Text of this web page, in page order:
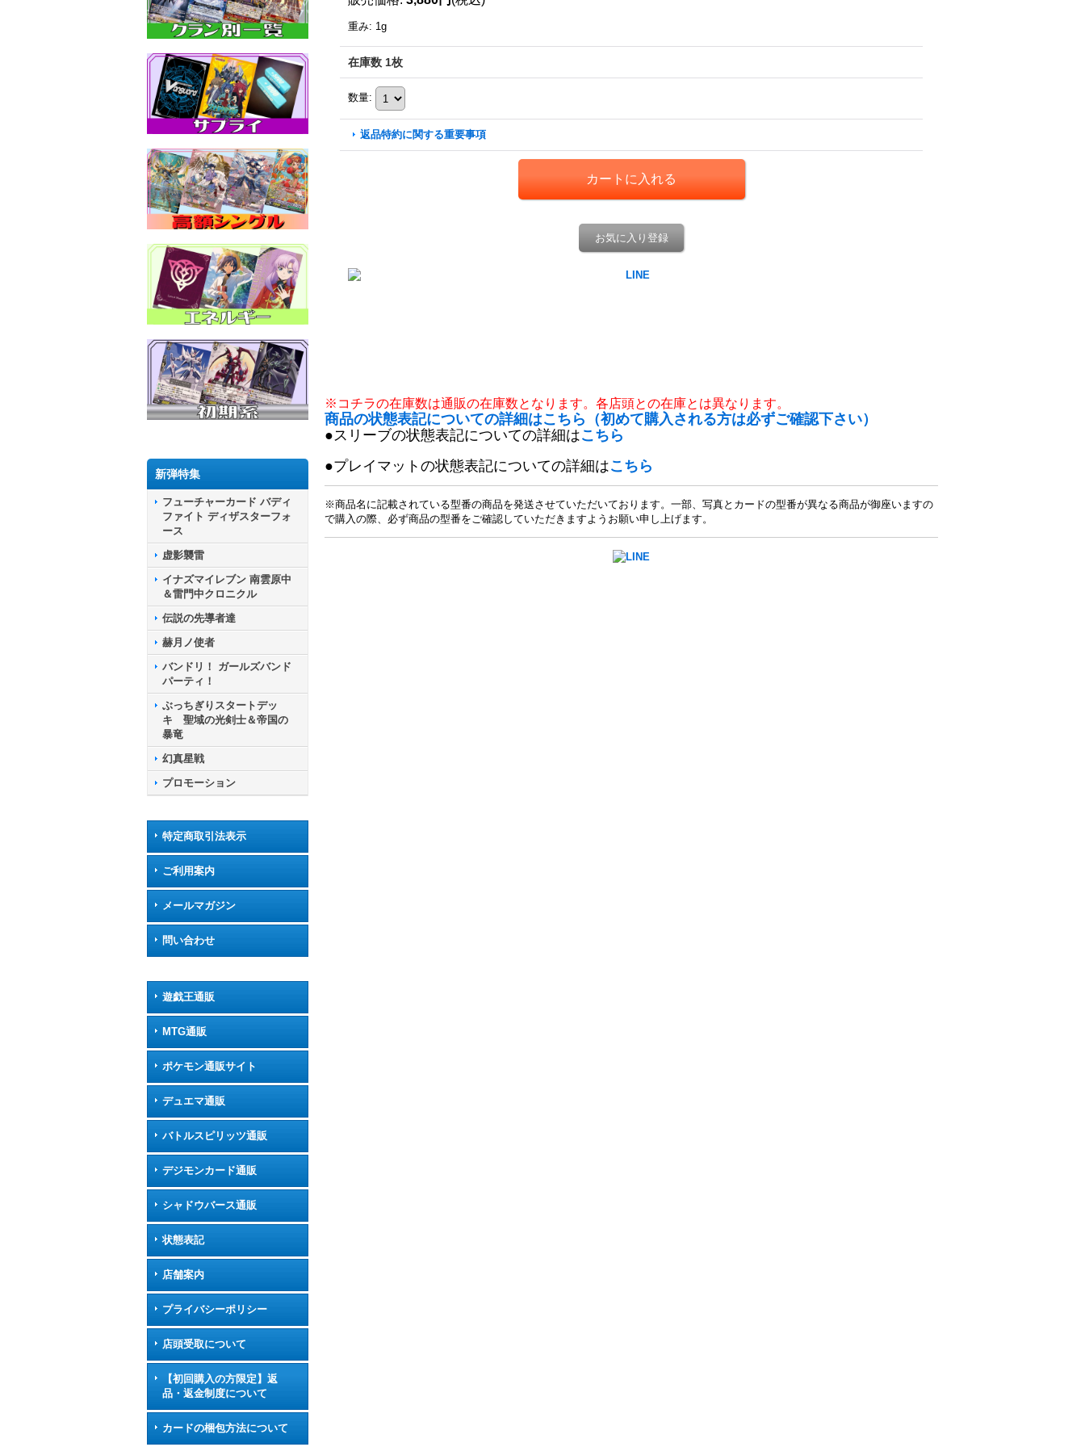
新弾特集
フューチャーカード バディ
ファイト ディザスターフォ
ース
虚影襲雷
イナズマイレブン 南雲原中
＆雷門中クロニクル
伝説の先導者達
赫月ノ使者
バンドリ！ ガールズバンド
パーティ！
ぶっちぎりスタートデッ
キ 聖域の光剣士＆帝国の
暴竜
幻真星戦
プロモーション
特定商取引法表示
ご利用案内
メールマガジン
問い合わせ
遊戯王通販
MTG通販
ポケモン通販サイト
デュエマ通販
バトルスピリッツ通販
デジモンカード通販
シャドウバース通販
状態表記
店舗案内
プライバシーポリシー
店頭受取について
【初回購入の方限定】返
品・返金制度について
カードの梱包方法について
重み: 1g
在庫数 1枚
数量:
返品特約に関する重要事項
お気に入り登録
※コチラの在庫数は通販の在庫数となります。各店頭との在庫とは異なります。
商品の状態表記についての詳細はこちら（初めて購入される方は必ずご確認下さい）
●スリーブの状態表記についての詳細はこちら
●プレイマットの状態表記についての詳細はこちら
※商品名に記載されている型番の商品を発送させていただいております。一部、写真とカードの型番が異なる商品が御座いますの
で購入の際、必ず商品の型番をご確認していただきますようお願い申し上げます。